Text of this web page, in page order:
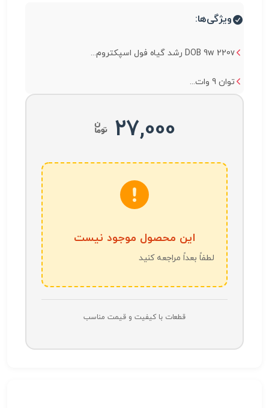
ویژگی‌ها:
DOB 9w 220v رشد گیاه فول اسپکتروم...
توان 9 وات...
27,000
این محصول موجود نیست
لطفاً بعداً مراجعه کنید
قطعات با کیفیت و قیمت مناسب